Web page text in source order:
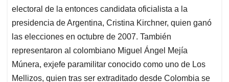
electoral de la entonces candidata oficialista a la
presidencia de Argentina, Cristina Kirchner, quien ganó
las elecciones en octubre de 2007. También
representaron al colombiano Miguel Ángel Mejía
Múnera, exjefe paramilitar conocido como uno de Los
Mellizos, quien tras ser extraditado desde Colombia se